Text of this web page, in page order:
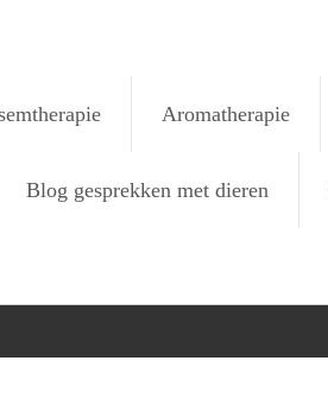
Aromatherapie
Blog gesprekken met dieren